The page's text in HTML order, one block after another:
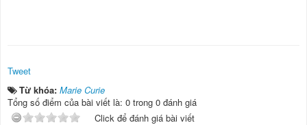
Tweet
Từ khóa: Marie Curie
Tổng số điểm của bài viết là: 0 trong 0 đánh giá
Click để đánh giá bài viết